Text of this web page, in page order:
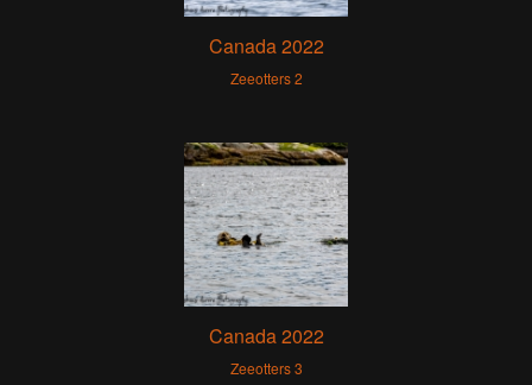
Canada 2022
Zeeotters 2
Canada 2022
Zeeotters 3